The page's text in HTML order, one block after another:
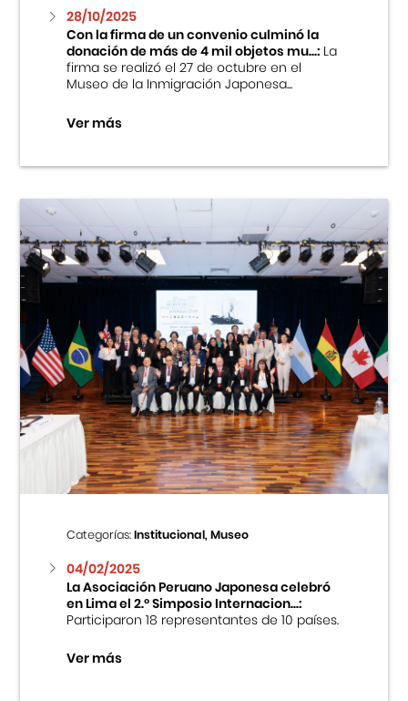
28/10/2025
Con la firma de un convenio culminó la
donación de más de 4 mil objetos mu...:La
firma se realizó el 27 de octubre en el
Museo de la Inmigración Japonesa...
Ver más
Categorías:Institucional, Museo
04/02/2025
La Asociación Peruano Japonesa celebró
en Lima el 2.º Simposio Internacion...:
Participaron 18 representantes de 10 países.
Ver más